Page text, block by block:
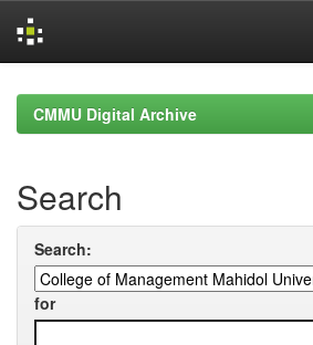
navigationCMMU Digital Archive
Search
Search:
for